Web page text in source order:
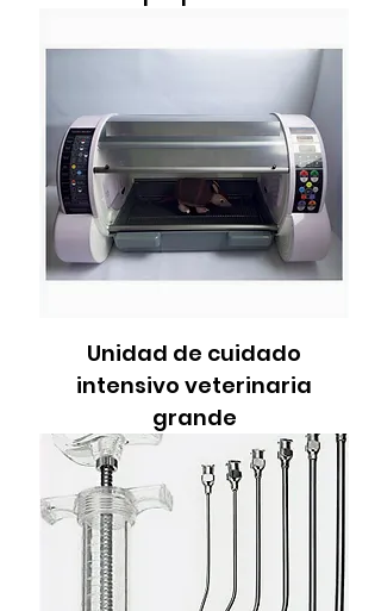
Unidad de cuidado
intensivo veterinaria
grande